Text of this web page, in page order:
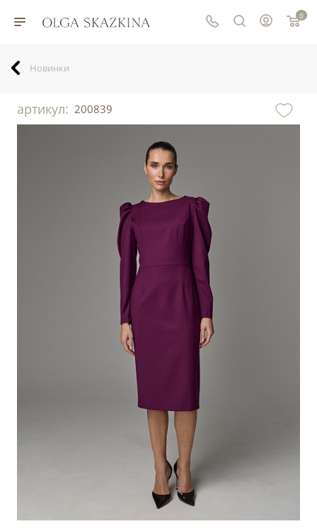
0
Новинки
артикул: 200839